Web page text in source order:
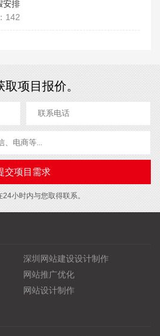
安排
142
项目报价。
小时内与您取得联系。
深圳网站建设设计制作
网站推广优化
网站设计制作